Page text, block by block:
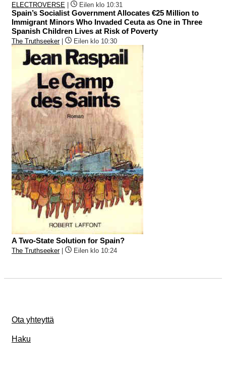
ELECTROVERSE Eilen klo 10:31
Spain’s Socialist Government Allocates €25 Million to
Immigrant Minors Who Invaded Ceuta as One in Three
Spanish Children Lives at Risk of Poverty
The Truthseeker| Eilen klo 10:30
A Two-State Solution for Spain?
The Truthseeker| Eilen klo 10:24
Ota yhteyttä
Haku